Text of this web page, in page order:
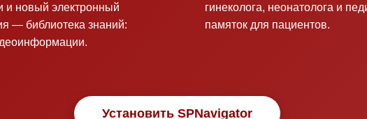
и новый электронный
— библиотека знаний:
гинеколога, неонатолога и
памяток для пациентов.
Установить SPNavigator